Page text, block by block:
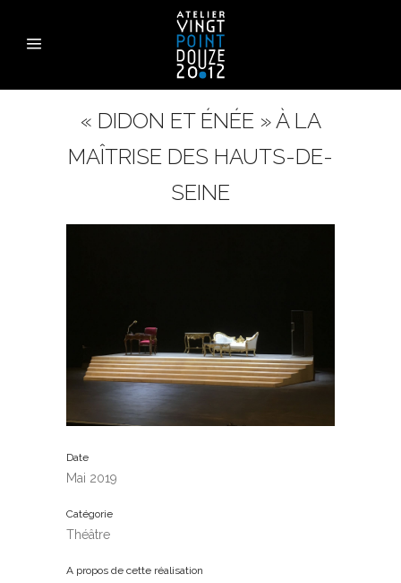
« DIDON ET ÉNÉE » À LA
MAÎTRISE DES HAUTS-DE-
SEINE
Date
Mai 2019
Catégorie
Théâtre
A propos de cette réalisation